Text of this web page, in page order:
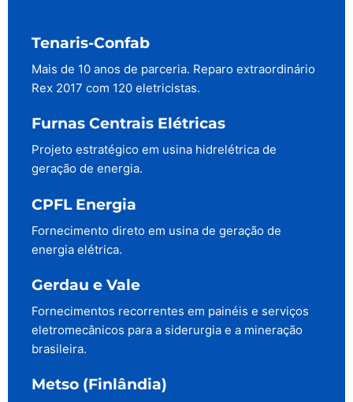
Tenaris-Confab
Mais de 10 anos de parceria. Reparo extraordinário
Rex 2017 com 120 eletricistas.
Furnas Centrais Elétricas
Projeto estratégico em usina hidrelétrica de
geração de energia.
CPFL Energia
Fornecimento direto em usina de geração de
energia elétrica.
Gerdau e Vale
Fornecimentos recorrentes em painéis e serviços
eletromecânicos para a siderurgia e a mineração
brasileira.
Metso (Finlândia)